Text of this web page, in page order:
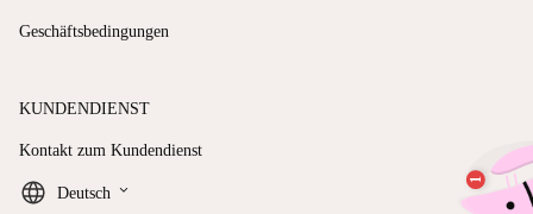
Geschäftsbedingungen
KUNDENDIENST
Kontakt zum Kundendienst
Deutsch keyboard_arrow_down